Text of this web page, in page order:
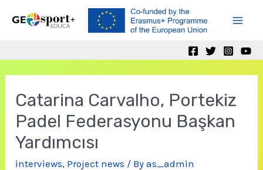
Catarina Carvalho, Portekiz
Padel Federasyonu Başkan
Yardımcısı
interviews, Project news / Byas_admin